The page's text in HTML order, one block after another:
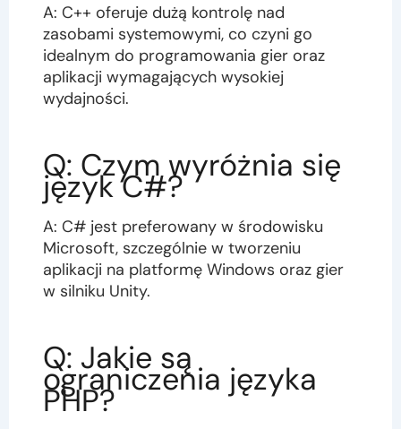
A: C++ oferuje dużą kontrolę nad
zasobami systemowymi, co czyni go
idealnym do programowania gier oraz
aplikacji wymagających wysokiej
wydajności.
Q: Czym wyróżnia się
język C#?
A: C# jest preferowany w środowisku
Microsoft, szczególnie w tworzeniu
aplikacji na platformę Windows oraz gier
w silniku Unity.
Q: Jakie są
ograniczenia języka
PHP?